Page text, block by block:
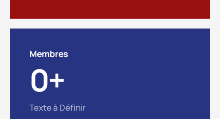
Membres
0+
Texte à Définir